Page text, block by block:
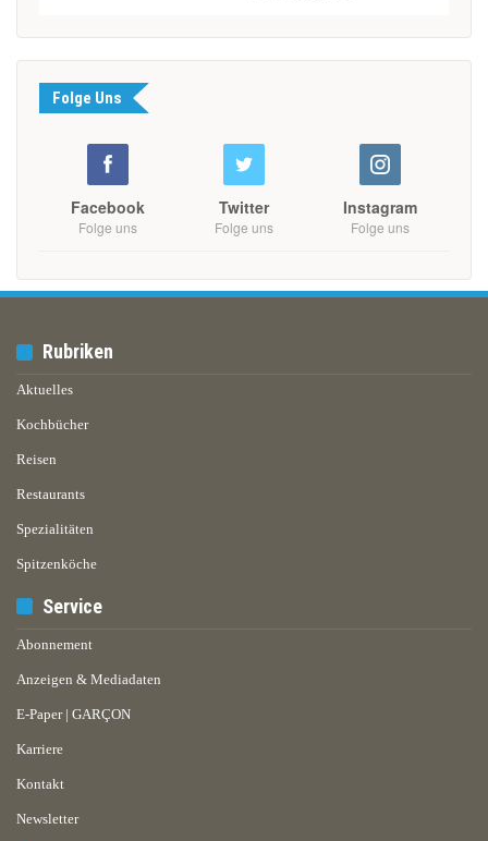
Folge Uns
Facebook
Folge uns
Twitter
Folge uns
Instagram
Folge uns
Rubriken
Aktuelles
Kochbücher
Reisen
Restaurants
Spezialitäten
Spitzenköche
Service
Abonnement
Anzeigen & Mediadaten
E-Paper | GARÇON
Karriere
Kontakt
Newsletter